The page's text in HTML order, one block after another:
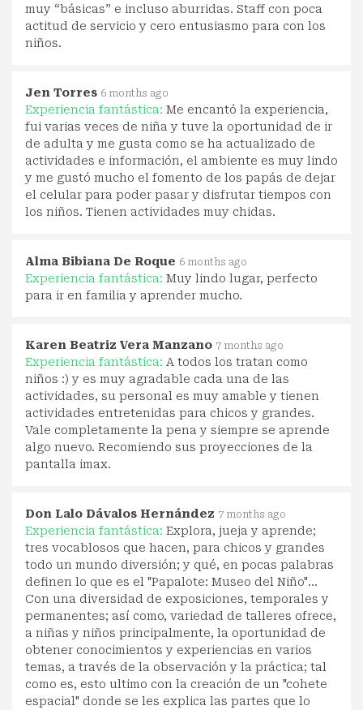
muy “básicas” e incluso aburridas. Staff con poca
actitud de servicio y cero entusiasmo para con los
niños.
Jen Torres 6 months ago
Experiencia fantástica: Me encantó la experiencia,
fui varias veces de niña y tuve la oportunidad de ir
de adulta y me gusta como se ha actualizado de
actividades e información, el ambiente es muy lindo
y me gustó mucho el fomento de los papás de dejar
el celular para poder pasar y disfrutar tiempos con
los niños. Tienen actividades muy chidas.
Alma Bibiana De Roque 6 months ago
Experiencia fantástica: Muy lindo lugar, perfecto
para ir en familia y aprender mucho.
Karen Beatriz Vera Manzano 7 months ago
Experiencia fantástica: A todos los tratan como
niños :) y es muy agradable cada una de las
actividades, su personal es muy amable y tienen
actividades entretenidas para chicos y grandes.
Vale completamente la pena y siempre se aprende
algo nuevo. Recomiendo sus proyecciones de la
pantalla imax.
Don Lalo Dávalos Hernández 7 months ago
Experiencia fantástica: Explora, jueja y aprende;
tres vocablosos que hacen, para chicos y grandes
todo un mundo diversión; y qué, en pocas palabras
definen lo que es el "Papalote: Museo del Niño"...
Con una diversidad de exposiciones, temporales y
permanentes; así como, variedad de talleres ofrece,
a niñas y niños principalmente, la oportunidad de
obtener conocimientos y experiencias en varios
temas, a través de la observación y la práctica; tal
como es, esto ultimo con la creación de un "cohete
espacial" donde se les explica las partes que lo